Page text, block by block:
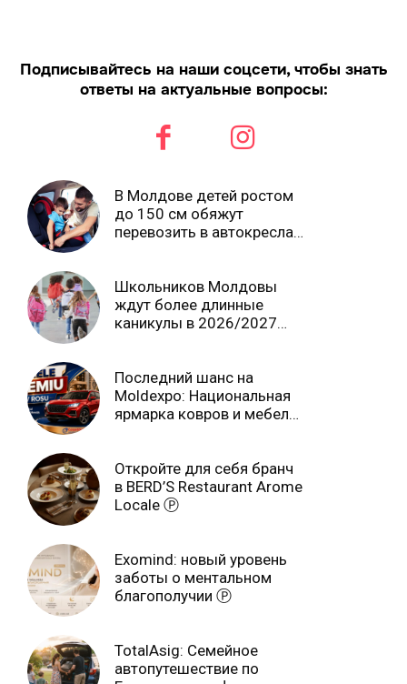
Подписывайтесь на наши соцсети, чтобы знать
ответы на актуальные вопросы:
В Молдове детей ростом
до 150 см обяжут
перевозить в автокреслах
Школьников Молдовы
ждут более длинные
каникулы в 2026/2027
Последний шанс на
Moldexpo: Национальная
ярмарка ковров и мебели
Откройте для себя бранч
в BERD’S Restaurant Arome
Locale Ⓟ
Exomind: новый уровень
заботы о ментальном
благополучии Ⓟ
TotalAsig: Семейное
автопутешествие по